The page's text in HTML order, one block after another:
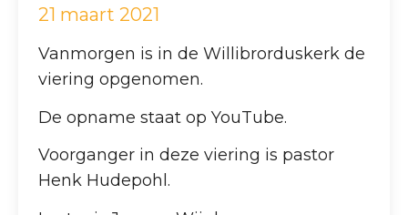
21 maart 2021
Vanmorgen is in de Willibrorduskerk de
viering opgenomen.
De opname staat op YouTube.
Voorganger in deze viering is pastor
Henk Hudepohl.